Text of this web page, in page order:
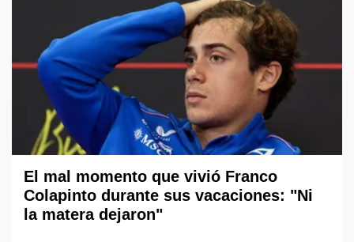
El mal momento que vivió Franco
Colapinto durante sus vacaciones: "Ni
la matera dejaron"